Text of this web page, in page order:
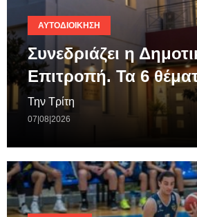
ΑΥΤΟΔΙΟΊΚΗΣΗ
Συνεδριάζει η
Επιτροπή. Τα 6
Την Τρίτη
07|08|2026